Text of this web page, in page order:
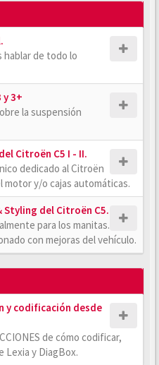
hablar de todo lo
3+
la suspensión
Citroën C5 I - II.
dedicado al Citroën
motor y/o cajas automáticas.
Styling del Citroën C5.
para los manitas.
con mejoras del vehículo.
y codificación desde
de cómo codificar,
Lexia y DiagBox.